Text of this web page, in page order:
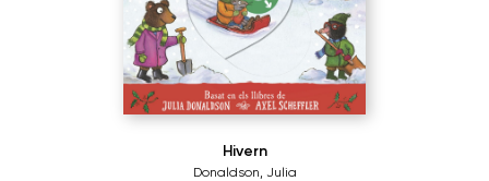
Hivern
Donaldson, Julia